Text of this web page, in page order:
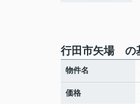
行田市矢場 の
物件名
価格